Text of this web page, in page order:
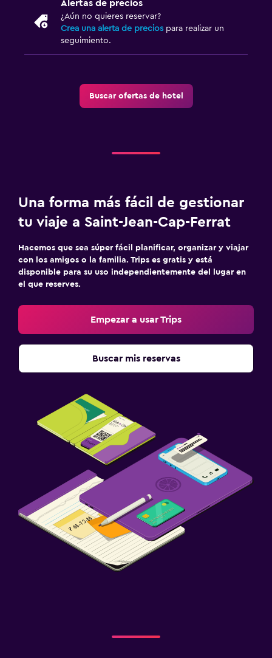
Alertas de precios
¿Aún no quieres reservar?
Crea una alerta de precios para realizar un
seguimiento.
Buscar ofertas de hotel
Una forma más fácil de gestionar
tu viaje a Saint-Jean-Cap-Ferrat
Hacemos que sea súper fácil planificar, organizar y viajar
con los amigos o la familia. Trips es gratis y está
disponible para su uso independientemente del lugar en
el que reserves.
Empezar a usar Trips
Buscar mis reservas